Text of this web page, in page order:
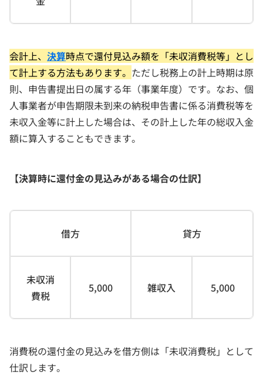
会計上、 決算時点で還付見込み額を「未収消費税等」とし
て計上する方法もあります。 ただし税務上の計上時期は原
則、申告書提出日の属する年（事業年度）です。なお、個
人事業者が申告期限未到来の納税申告書に係る消費税等を
未収入金等に計上した場合は、その計上した年の総収入金
額に算入することもできます。
【決算時に還付金の見込みがある場合の仕訳】
借方 貸方
未収消
費税
5,000 雑収入 5,000
消費税の還付金の見込みを借方側は「未収消費税」として
仕訳します。